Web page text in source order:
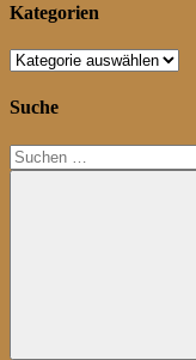
Kategorien
Kategorien
Suche
Suchen
nach: